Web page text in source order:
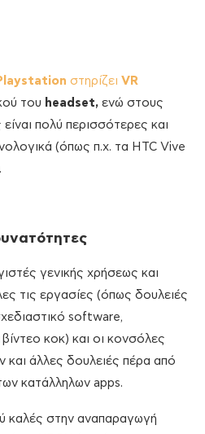
στηρίζει VR
του headset, ενώ στους
πολύ περισσότερες και
(όπως π.χ. τα HTC Vive
γενικής χρήσεως και
τις εργασίες (όπως δουλειές
software,
κοκ) και οι κονσόλες
και άλλες δουλειές πέρα από
κατάλληλων apps.
καλές στην αναπαραγωγή